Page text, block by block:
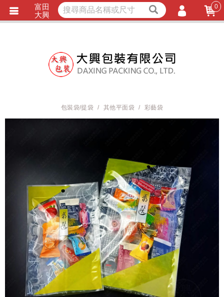
立即詢價 LINE詢問
包裝袋/提袋 其他平面袋 彩藝袋
富田
大興
0
會員註冊
忘記密碼
獨家商品 耐熱內襯